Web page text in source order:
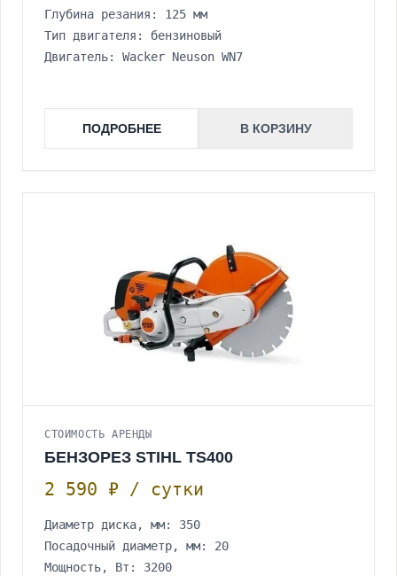
Глубина резания: 125 мм
Тип двигателя: бензиновый
Двигатель: Wacker Neuson WN7
ПОДРОБНЕЕ В КОРЗИНУ
СТОИМОСТЬ АРЕНДЫ
БЕНЗОРЕЗ STIHL ТS400
2 590 ₽ / сутки
Диаметр диска, мм: 350
Посадочный диаметр, мм: 20
Мощность, Вт: 3200